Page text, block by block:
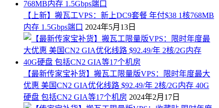
【上新】搬瓦工VPS：新上DC9套餐 年付$38 1核768MB
内存 1.5Gbps端口 2024年5月13日
【最新传家宝补货】搬瓦工限量版VPS：限时年度最大
优惠 美国CN2 GIA优化线路 $92.49/年 2核/2G内存 40G
硬盘 包括CN2 GIA等17个机房 2024年2月17日